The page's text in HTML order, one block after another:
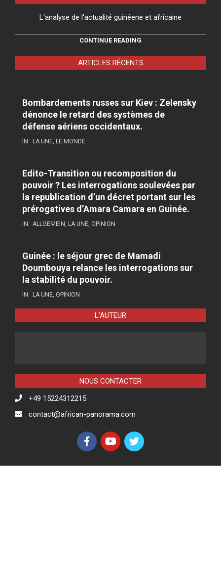
L'analyse de l'actualité guinéene et africaine
CONTINUE READING
ARTICLES RÉCENTS
Bombardements russes sur Kiev : Zelensky
dénonce le retard des systèmes de
défense aériens occidentaux.
IN: LA UNE LE MONDE
Edito-Transition ou recomposition du
pouvoir ? Les interrogations soulevées par
la republication d’un décret portant sur les
prérogatives d’Amara Camara en Guinée.
IN: ALLGEMEIN LA UNE OPINION
Guinée : le séjour grec de Mamadi
Doumbouya relance les interrogations sur
la stabilité du pouvoir.
IN: LA UNE OPINION
L’AUTEUR
NOUS CONTACTER
+49 15224312215
contact@african-panorama.com